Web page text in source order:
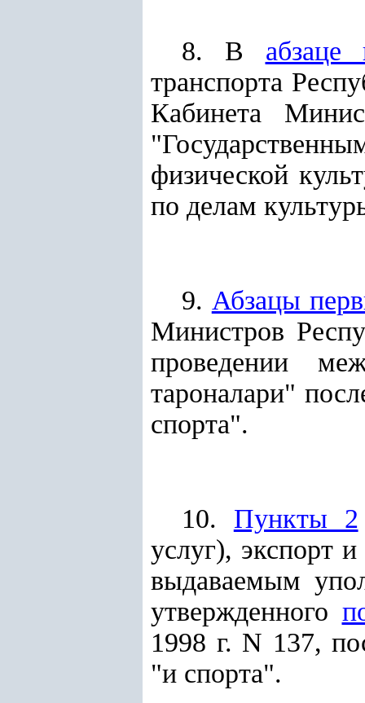
8. В абзаце
транспорта
Кабинета
физической
по делам
9. Абзацы
Министров
проведении
тароналари"
спорта".
10. Пункты 2
услуг), экспорт
выдаваемым
утвержденного
1998 г. N 137,
"и спорта".